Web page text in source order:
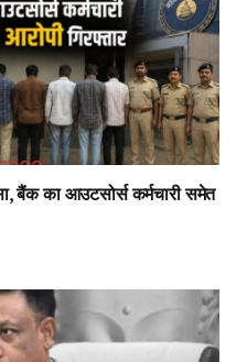
बैंक का आउटसोर्स कर्मचारी समेत